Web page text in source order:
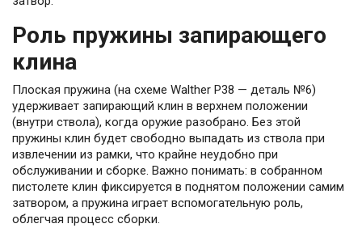
Роль пружины запирающего
клина
Плоская пружина (на схеме Walther P38 — деталь №6)
удерживает запирающий клин в верхнем положении
(внутри ствола), когда оружие разобрано. Без этой
пружины клин будет свободно выпадать из ствола при
извлечении из рамки, что крайне неудобно при
обслуживании и сборке. Важно понимать: в собранном
пистолете клин фиксируется в поднятом положении самим
затвором, а пружина играет вспомогательную роль,
облегчая процесс сборки.